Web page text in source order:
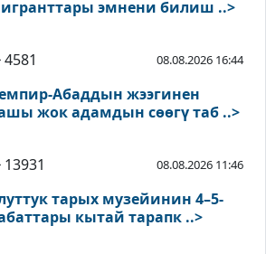
эмнени билиш ..>
4581 08.08.2026 16:44
Абаддын жээгинен
жок адамдын сөөгү таб ..>
13931 08.08.2026 11:46
тарых музейинин 4–5-
кытай тарапк ..>